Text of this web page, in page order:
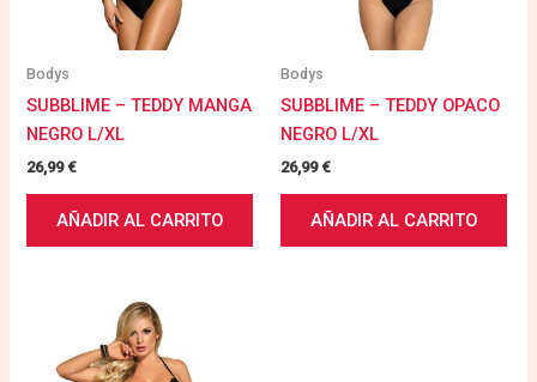
Bodys
SUBBLIME – TEDDY MANGA
NEGRO L/XL
26,99€
AÑADIR AL CARRITO
Bodys
SUBBLIME – TEDDY OPACO
NEGRO L/XL
26,99€
AÑADIR AL CARRITO